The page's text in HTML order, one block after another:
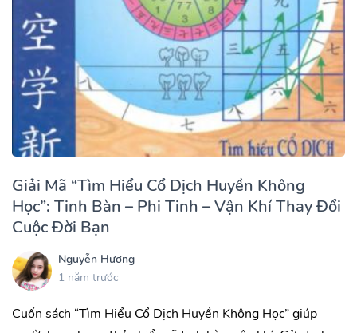
Giải Mã “Tìm Hiểu Cổ Dịch Huyền Không
Học”: Tinh Bàn – Phi Tinh – Vận Khí Thay Đổi
Cuộc Đời Bạn
Nguyễn Hương
1 năm trước
Cuốn sách “Tìm Hiểu Cổ Dịch Huyền Không Học” giúp